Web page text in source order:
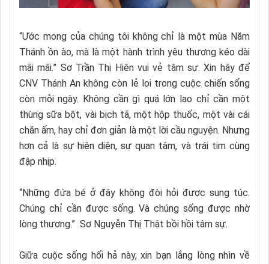
“Ước mong của chúng tôi không chỉ là một mùa Năm
Thánh ồn ào, mà là một hành trình yêu thương kéo dài
mãi mãi.” Sơ Trần Thị Hiên vui vẻ tâm sự. Xin hãy để
CNV Thánh An không còn lẻ loi trong cuộc chiến sống
còn mỗi ngày. Không cần gì quá lớn lao chỉ cần một
thùng sữa bột, vài bịch tã, một hộp thuốc, một vài cái
chăn ấm, hay chỉ đơn giản là một lời cầu nguyện. Nhưng
hơn cả là sự hiện diện, sự quan tâm, và trái tim cùng
đập nhịp.
“Những đứa bé ở đây không đòi hỏi được sung túc.
Chúng chỉ cần được sống. Và chúng sống được nhờ
lòng thương.” Sơ Nguyễn Thị Thật bồi hồi tâm sự.
Giữa cuộc sống hối hả này, xin bạn lắng lòng nhìn về